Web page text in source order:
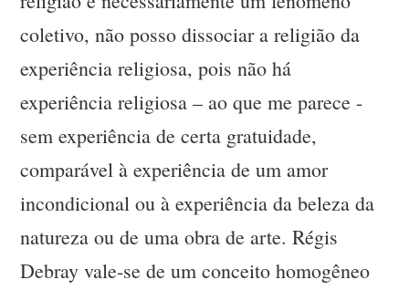
coletivo, não posso dissociar a religião da
experiência religiosa, pois não há
experiência religiosa – ao que me parece -
sem experiência de certa gratuidade,
comparável à experiência de um amor
incondicional ou à experiência da beleza da
natureza ou de uma obra de arte. Régis
Debray vale-se de um conceito homogêneo